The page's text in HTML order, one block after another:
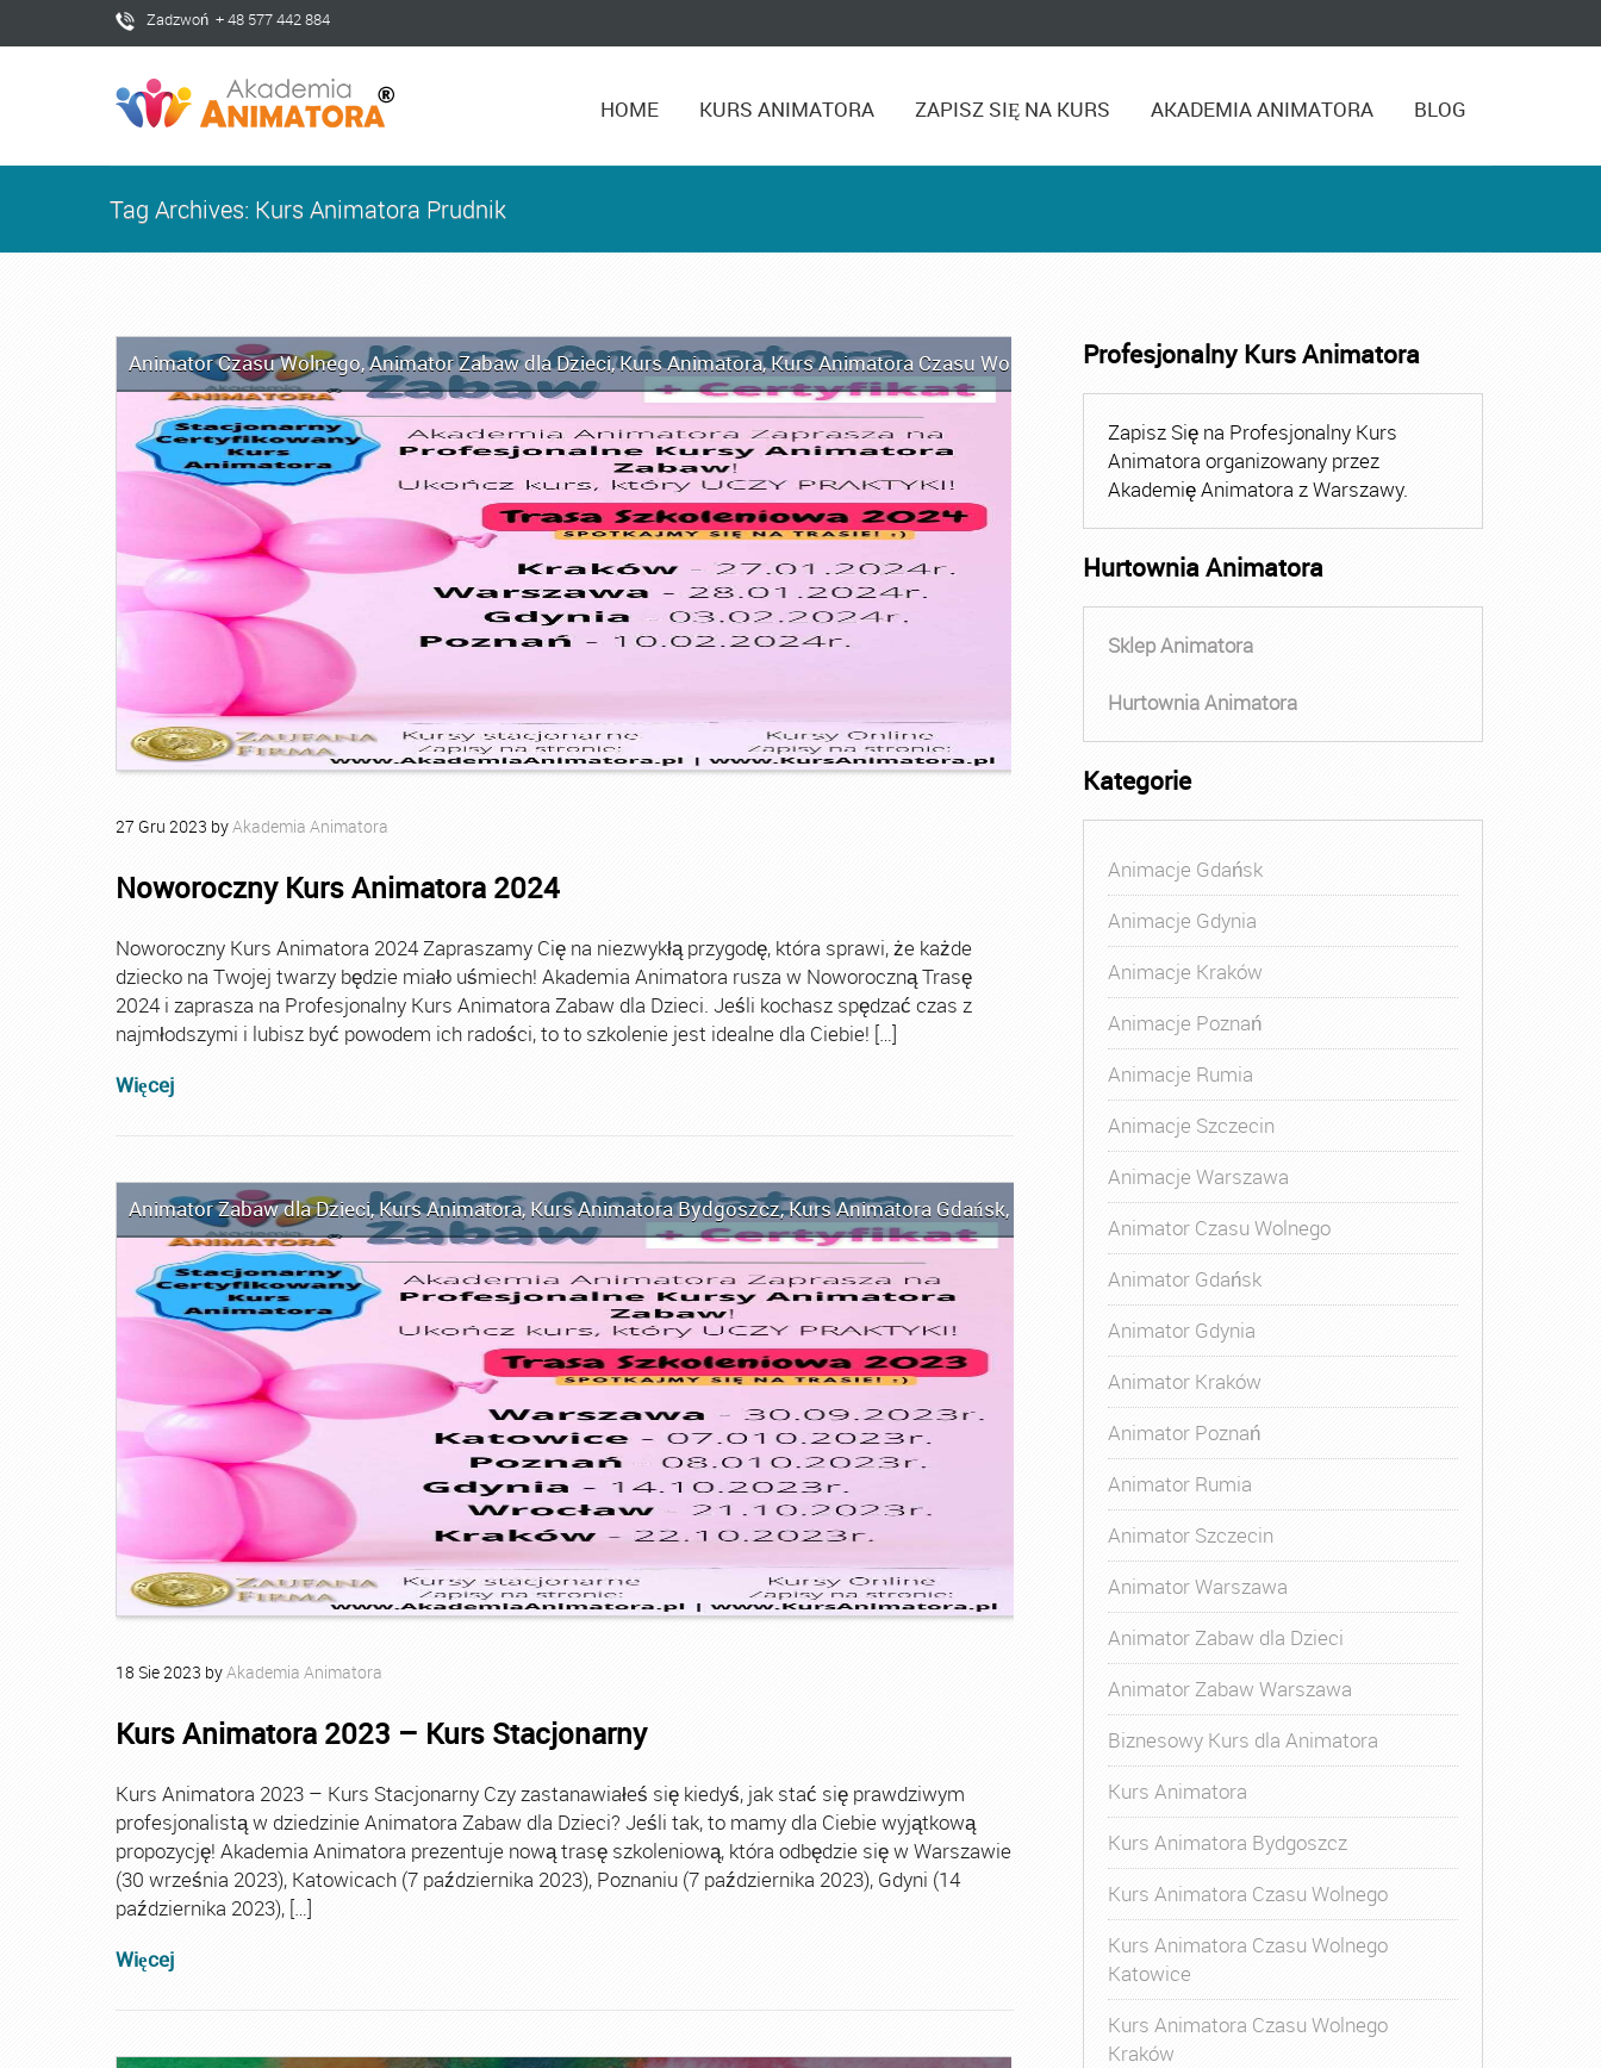
Zadzwoń + 48 577 442 884
HOME KURS ANIMATORA ZAPISZ SIĘ NA KURS AKADEMIA ANIMATORA BLOG
Tag Archives: Kurs Animatora Prudnik
Animator Czasu Wolnego,Animator Zabaw dla Dzieci,Kurs Animatora,Kurs Animatora Czasu Wolnego Kurs Animatora Czasu Wolnego Warszawa
27 Gru 2023 byAkademia Animatora
Noworoczny Kurs Animatora 2024
Noworoczny Kurs Animatora 2024 Zapraszamy Cię na niezwykłą przygodę, która sprawi, że każde
dziecko na Twojej twarzy będzie miało uśmiech! Akademia Animatora rusza w Noworoczną Trasę
2024 i zaprasza na Profesjonalny Kurs Animatora Zabaw dla Dzieci. Jeśli kochasz spędzać czas z
najmłodszymi i lubisz być powodem ich radości, to to szkolenie jest idealne dla Ciebie! […]
Więcej
Animator Zabaw dla Dzieci,Kurs Animatora, Kurs Animatora Bydgoszcz,Kurs Animatora Gdańsk, Kurs Animatora Gdynia,Kurs Animatora Katowice
18 Sie2023 byAkademia Animatora
Kurs Animatora 2023 – Kurs Stacjonarny
Kurs Animatora 2023 – Kurs Stacjonarny Czy zastanawiałeś się kiedyś, jak stać się prawdziwym
profesjonalistą w dziedzinie Animatora Zabaw dla Dzieci? Jeśli tak, to mamy dla Ciebie wyjątkową
propozycję! Akademia Animatora prezentuje nową trasę szkoleniową, która odbędzie się w Warszawie
(30 września 2023), Katowicach (7 października 2023), Poznaniu (7 października 2023), Gdyni (14
października 2023), […]
Więcej
Profesjonalny Kurs Animatora
Zapisz Się na Profesjonalny Kurs
Animatora organizowany przez
Akademię Animatora z Warszawy.
Hurtownia Animatora
Sklep Animatora
Hurtownia Animatora
Kategorie
Animacje Gdańsk
Animacje Gdynia
Animacje Kraków
Animacje Poznań
Animacje Rumia
Animacje Szczecin
Animacje Warszawa
Animator Czasu Wolnego
Animator Gdańsk
Animator Gdynia
Animator Kraków
Animator Poznań
Animator Rumia
Animator Szczecin
Animator Warszawa
Animator Zabaw dla Dzieci
Animator Zabaw Warszawa
Biznesowy Kurs dla Animatora
Kurs Animatora
Kurs Animatora Bydgoszcz
Kurs Animatora Czasu Wolnego
Kurs Animatora Czasu Wolnego
Katowice
Kurs Animatora Czasu Wolnego
Kraków